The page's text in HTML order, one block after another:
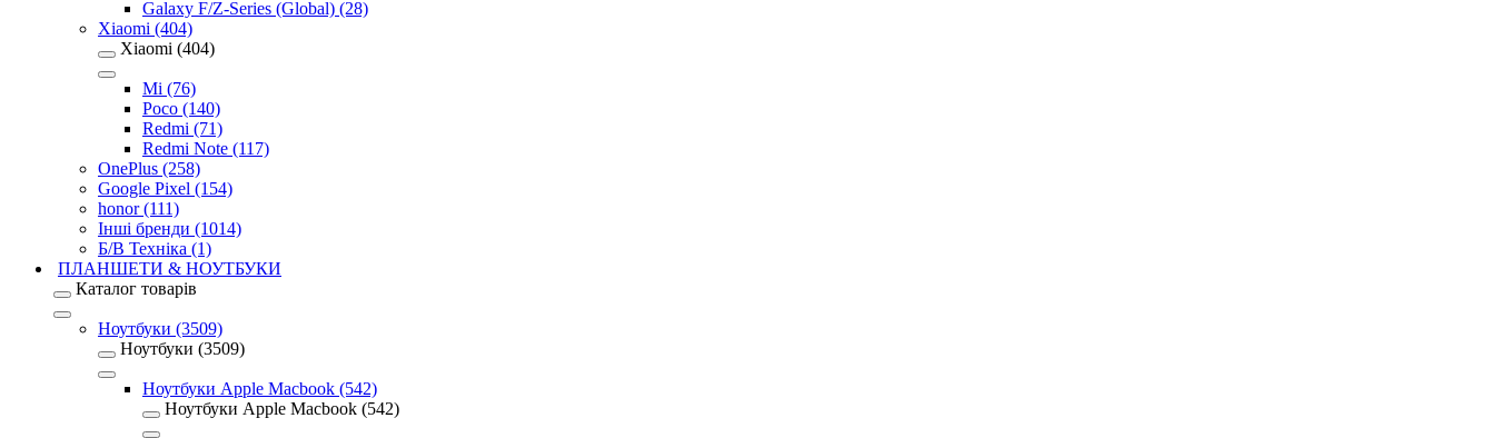
Galaxy F/Z-Series (Global) (28)
Xiaomi (404)
Xiaomi (404)
Mi (76)
Poco (140)
Redmi (71)
Redmi Note (117)
OnePlus (258)
Google Pixel (154)
honor (111)
Інші бренди (1014)
Б/В Техніка (1)
ПЛАНШЕТИ & НОУТБУКИ
Каталог товарів
Ноутбуки (3509)
Ноутбуки (3509)
Ноутбуки Apple Macbook (542)
Ноутбуки Apple Macbook (542)